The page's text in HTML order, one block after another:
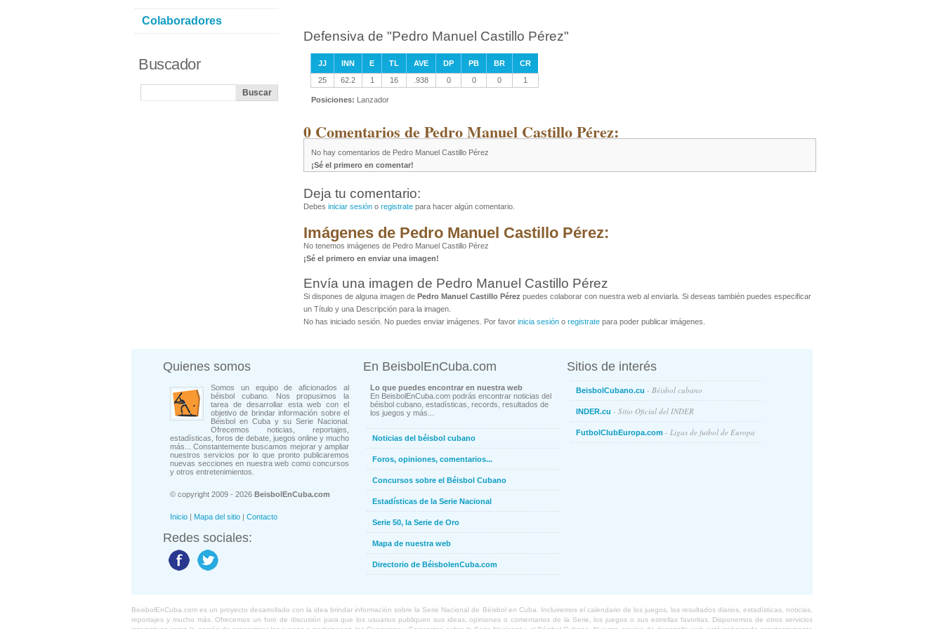
Defensiva de "Pedro Manuel Castillo Pérez"
JJ INN E TL AVE DP PB BR
CR
25
62.2 1 16 .938 0 0 0 1
Posiciones: Lanzador
0 Comentarios de Pedro Manuel Castillo Pérez:
No hay comentarios de Pedro Manuel Castillo Pérez
¡Sé el primero en comentar!
Deja tu comentario:
Debes iniciar sesión o registrate para hacer algún comentario.
Imágenes de Pedro Manuel Castillo Pérez:
No tenemos imágenes de Pedro Manuel Castillo Pérez
¡Sé el primero en enviar una imagen!
Envía una imagen de Pedro Manuel Castillo Pérez
Si dispones de alguna imagen de Pedro Manuel Castillo Pérez puedes colaborar con nuestra web al enviarla. Si deseas también puedes especificar
un Título y una Descripción para la imagen.
No has iniciado sesión. No puedes enviar imágenes. Por favor inicia sesión o registrate para poder publicar imágenes.
Colaboradores
Buscador
Quienes somos
Somos un equipo de aficionados al
béisbol cubano. Nos propusimos la
tarea de desarrollar esta web con el
objetivo de brindar información sobre el
Béisbol en Cuba y su Serie Nacional.
Ofrecemos noticias, reportajes,
estadísticas, foros de debate, juegos online y mucho
más... Constantemente buscamos mejorar y ampliar
nuestros servicios por lo que pronto publicaremos
nuevas secciones en nuestra web como concursos
y otros entretenimientos.
© copyright 2009 - 2026 BeisbolEnCuba.com
Inicio | Mapa del sitio | Contacto
Redes sociales:
En BeisbolEnCuba.com
Lo que puedes encontrar en nuestra web
En BeisbolEnCuba.com podrás encontrar noticias del
béisbol cubano, estadísticas, records, resultados de
los juegos y más...
Noticias del béisbol cubano
Foros, opiniones, comentarios...
Concursos sobre el Béisbol Cubano
Estadísticas de la Serie Nacional
Serie 50, la Serie de Oro
Mapa de nuestra web
Directorio de BéisbolenCuba.com
Sitios de interés
BeisbolCubano.cu - Béisbol cubano
INDER.cu - Sitio Oficial del INDER
FutbolClubEuropa.com - Ligas de futbol de Europa
BeisbolEnCuba.com es un proyecto desarrollado con la idea brindar información sobre la Serie Nacional de Béisbol en Cuba. Incluiremos el calendario de los juegos, los resultados diarios, estadísticas, noticias,
reportajes y mucho más. Ofrecemos un foro de discusión para que los usuarios publiquen sus ideas, opiniones o comentarios de la Serie, los juegos o sus estrellas favoritas. Disponemos de otros servicios